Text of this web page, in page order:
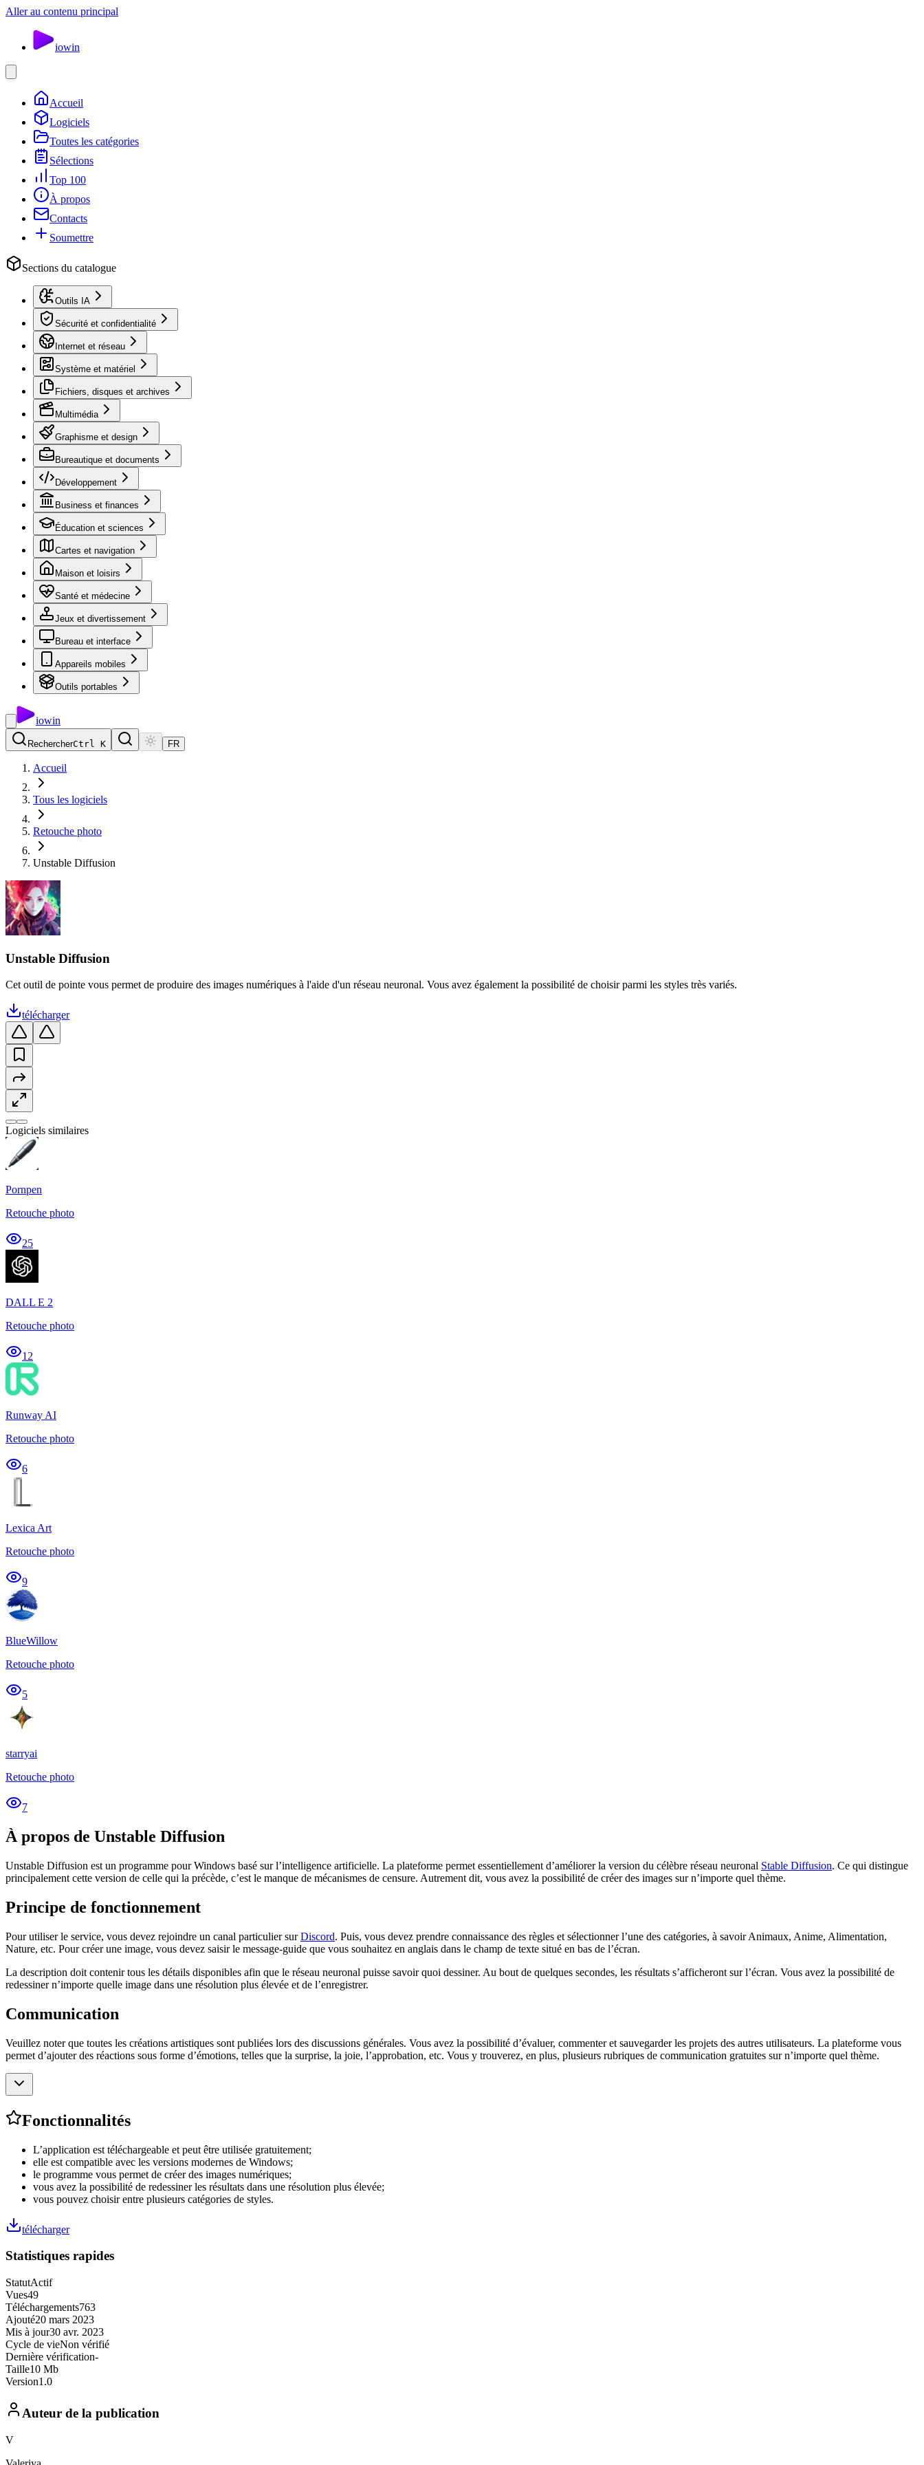
Aller au contenu principal
iowin
Accueil
Logiciels
Toutes les catégories
Sélections
Top 100
À propos
Contacts
Soumettre
Sections du catalogue
Outils IA
Sécurité et confidentialité
Internet et réseau
Système et matériel
Fichiers, disques et archives
Multimédia
Graphisme et design
Bureautique et documents
Développement
Business et finances
Éducation et sciences
Cartes et navigation
Maison et loisirs
Santé et médecine
Jeux et divertissement
Bureau et interface
Appareils mobiles
Outils portables
iowin
RechercherCtrl K FR
Accueil
Tous les logiciels
Retouche photo
Unstable Diffusion
Unstable Diffusion
Cet outil de pointe vous permet de produire des images numériques à l'aide d'un réseau neuronal. Vous avez également la possibilité de choisir parmi les styles très variés.
télécharger
Logiciels similaires
Pornpen
Retouche photo
25
DALL E 2
Retouche photo
12
Runway AI
Retouche photo
6
Lexica Art
Retouche photo
9
BlueWillow
Retouche photo
5
starryai
Retouche photo
7
À propos de Unstable Diffusion
Unstable Diffusion est un programme pour Windows basé sur l’intelligence artificielle. La plateforme permet essentiellement d’améliorer la version du célèbre réseau neuronal Stable Diffusion. Ce qui distingue
principalement cette version de celle qui la précède, c’est le manque de mécanismes de censure. Autrement dit, vous avez la possibilité de créer des images sur n’importe quel thème.
Principe de fonctionnement
Pour utiliser le service, vous devez rejoindre un canal particulier surDiscord. Puis, vous devez prendre connaissance des règles et sélectionner l’une des catégories, à savoir Animaux, Anime, Alimentation,
Nature, etc. Pour créer une image, vous devez saisir le message-guide que vous souhaitez en anglais dans le champ de texte situé en bas de l’écran.
La description doit contenir tous les détails disponibles afin que le réseau neuronal puisse savoir quoi dessiner. Au bout de quelques secondes, les résultats s’afficheront sur l’écran. Vous avez la possibilité de
redessiner n’importe quelle image dans une résolution plus élevée et de l’enregistrer.
Communication
Veuillez noter que toutes les créations artistiques sont publiées lors des discussions générales. Vous avez la possibilité d’évaluer, commenter et sauvegarder les projets des autres utilisateurs. La plateforme vous
permet d’ajouter des réactions sous forme d’émotions, telles que la surprise, la joie, l’approbation, etc. Vous y trouverez, en plus, plusieurs rubriques de communication gratuites sur n’importe quel thème.
Fonctionnalités
L’application est téléchargeable et peut être utilisée gratuitement;
elle est compatible avec les versions modernes de Windows;
le programme vous permet de créer des images numériques;
vous avez la possibilité de redessiner les résultats dans une résolution plus élevée;
vous pouvez choisir entre plusieurs catégories de styles.
télécharger
Statistiques rapides
StatutActif
Vues49
Téléchargements763
Ajouté20 mars 2023
Mis à jour30 avr. 2023
Cycle de vieNon vérifié
Dernière vérification-
Taille10 Mb
Version1.0
Auteur de la publication
V